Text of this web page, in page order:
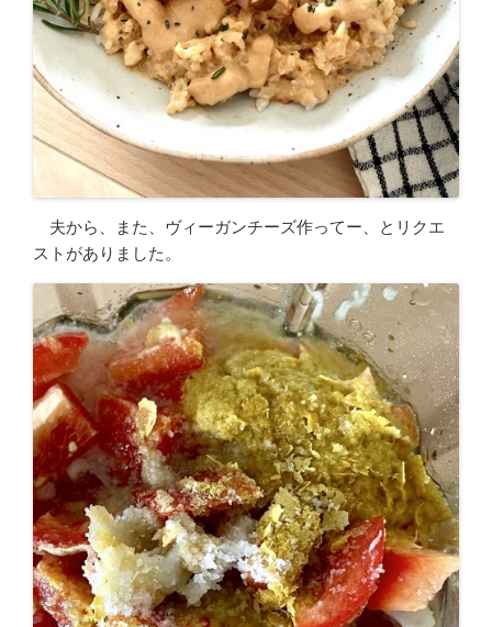
夫から、また、ヴィーガンチーズ作ってー、とリクエ
ストがありました。